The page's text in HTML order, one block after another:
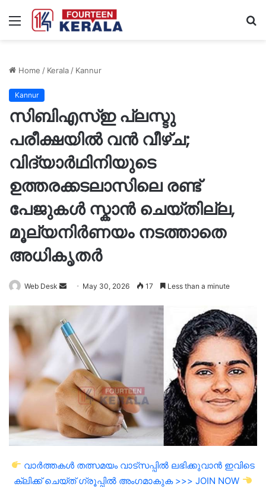
Menu
Home / Kerala/ Kannur
Kannur
സിബിഎസ്ഇ പ്ലസ്ടു
പരീക്ഷയിൽ വൻ വീഴ്ച;
വിദ്യാർഥിനിയുടെ
ഉത്തരക്കടലാസിലെ രണ്ട്
പേജുകൾ സ്കാൻ ചെയ്തില്ല,
മൂല്യനിർണയം നടത്താതെ
അധികൃതർ
Web Desk
Send May 30, 2026 17 Less than a minute
വാർത്തകൾ തത്സമയം വാട്സപ്പിൽ ലഭിക്കുവാൻ ഇവിടെ
ക്ലിക്ക് ചെയ്ത് ഗ്രൂപ്പിൽ അംഗമാകുക >>> JOIN NOW